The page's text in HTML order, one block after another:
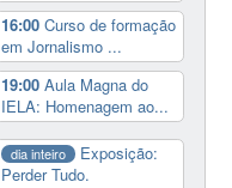
16:00Curso de formação
em Jornalismo ...
19:00Aula Magna do
IELA: Homenagem ao...
dia inteiro
Exposição:
Perder Tudo.